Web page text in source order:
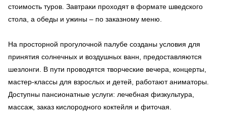
стоимость туров. Завтраки проходят в формате шведского
стола, а обеды и ужины – по заказному меню.
На просторной прогулочной палубе созданы условия для
принятия солнечных и воздушных ванн, предоставляются
шезлонги. В пути проводятся творческие вечера, концерты,
мастер-классы для взрослых и детей, работают аниматоры.
Доступны пансионатные услуги: лечебная физкультура,
массаж, заказ кислородного коктейля и фиточая.